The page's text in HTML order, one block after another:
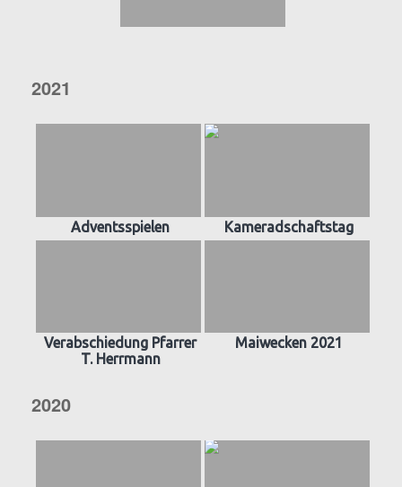
2021
Adventsspielen Kameradschaftstag
Verabschiedung Pfarrer
T. Herrmann
Maiwecken 2021
2020